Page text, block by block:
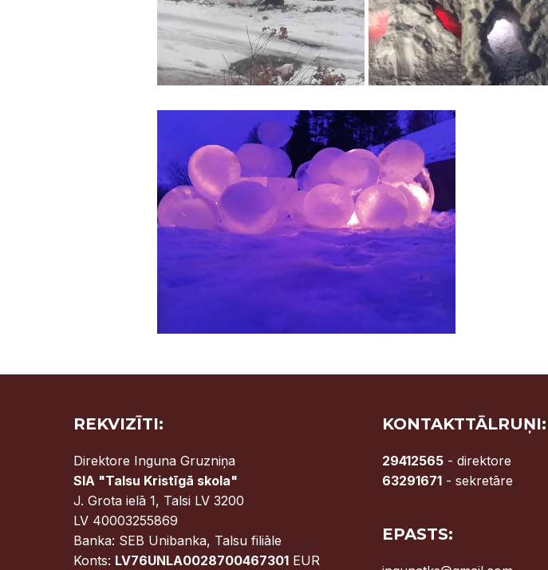
REKVIZĪTI:
Direktore Inguna Gruzniņa
SIA "Talsu Kristīgā skola"
J. Grota ielā 1, Talsi LV 3200
LV 40003255869
Banka: SEB Unibanka, Talsu filiāle
Konts: LV76UNLA0028700467301 EUR
KONTAKTTĀLRUŅI:
29412565- direktore
63291671- sekretāre
EPASTS: